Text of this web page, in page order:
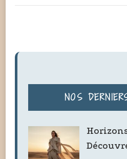
NOS